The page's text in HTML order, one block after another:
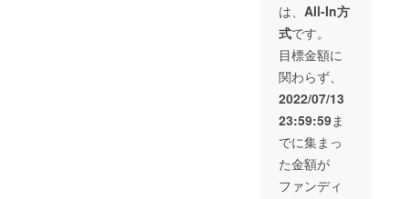
は、 All-In方
式です。
目標金額に
関わらず、
2022/07/13
23:59:59ま
でに集まっ
た金額が
ファンディ